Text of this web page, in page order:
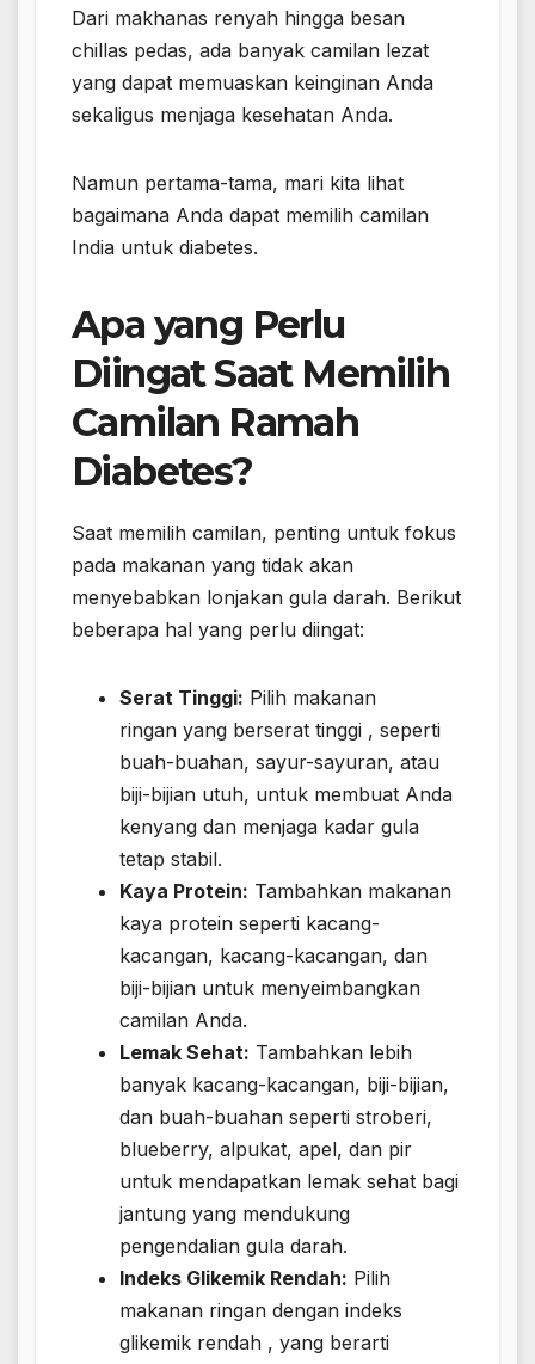
Dari makhanas renyah hingga besan
chillas pedas, ada banyak camilan lezat
yang dapat memuaskan keinginan Anda
sekaligus menjaga kesehatan Anda.
Namun pertama-tama, mari kita lihat
bagaimana Anda dapat memilih camilan
India untuk diabetes.
Apa yang Perlu
Diingat Saat Memilih
Camilan Ramah
Diabetes?
Saat memilih camilan, penting untuk fokus
pada makanan yang tidak akan
menyebabkan lonjakan gula darah. Berikut
beberapa hal yang perlu diingat:
Serat Tinggi: Pilih makanan
ringan yang berserat tinggi , seperti
buah-buahan, sayur-sayuran, atau
biji-bijian utuh, untuk membuat Anda
kenyang dan menjaga kadar gula
tetap stabil.
Kaya Protein: Tambahkan makanan
kaya protein seperti kacang-
kacangan, kacang-kacangan, dan
biji-bijian untuk menyeimbangkan
camilan Anda.
Lemak Sehat: Tambahkan lebih
banyak kacang-kacangan, biji-bijian,
dan buah-buahan seperti stroberi,
blueberry, alpukat, apel, dan pir
untuk mendapatkan lemak sehat bagi
jantung yang mendukung
pengendalian gula darah.
Indeks Glikemik Rendah: Pilih
makanan ringan dengan indeks
glikemik rendah , yang berarti